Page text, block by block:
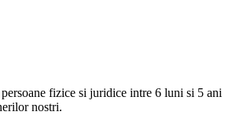
fizice si juridice intre 6 luni si 5 ani
nostri.